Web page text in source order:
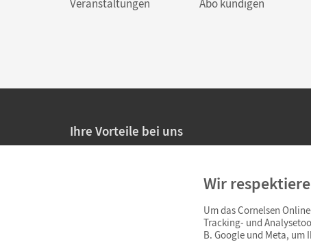
Veranstaltungen
Abo kündigen
Ihre Vorteile bei uns
Persönliche Angebote für Lehrkräfte
Sicheres Einkaufen mit SSL-Verschlüsselung
Wir
Um das Cornelsen
Tracking- und
B. Google und Meta, um